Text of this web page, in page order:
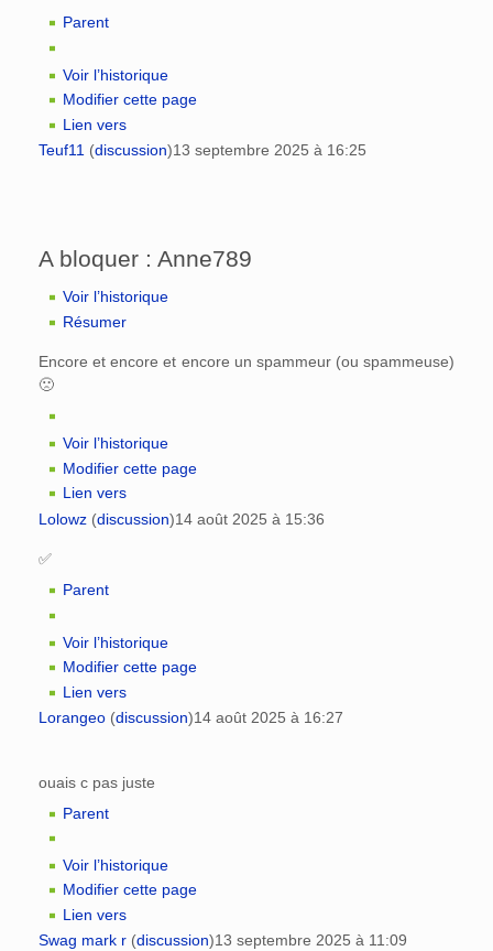
Parent
Voir l’historique
Modifier cette page
Lien vers
Teuf11 (discussion)13 septembre 2025 à 16:25
A bloquer : Anne789
Voir l’historique
Résumer
Encore et encore et encore un spammeur (ou spammeuse)
🙁
Voir l’historique
Modifier cette page
Lien vers
Lolowz (discussion)14 août 2025 à 15:36
✅
Parent
Voir l’historique
Modifier cette page
Lien vers
Lorangeo (discussion)14 août 2025 à 16:27
ouais c pas juste
Parent
Voir l’historique
Modifier cette page
Lien vers
Swag mark r (discussion)13 septembre 2025 à 11:09